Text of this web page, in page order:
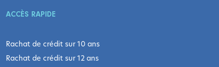
ACCÈS RAPIDE
Rachat de crédit sur 10 ans
Rachat de crédit sur 12 ans